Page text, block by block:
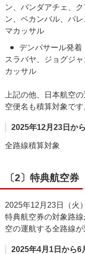
ン、バンダアチェ、
ン、ペカンバル、パ
マカッサル
デンパサール発着
スラバヤ、ジョグジ
カッサル
上記の他、日本航空
空便名も積算対象です
2025年12月23日から
全路線積算対象
〔2〕特典航空券
2025年12月23日（火
特典航空券の対象路
空の運航する全路線が
2025年4月1日から6